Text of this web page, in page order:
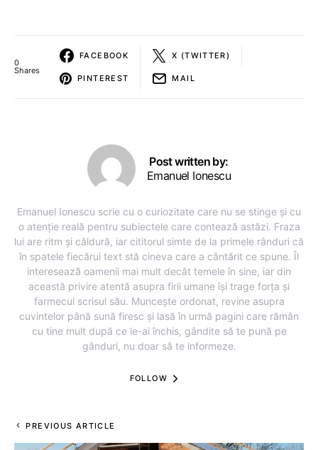
0
Shares
FACEBOOK X (TWITTER)
PINTEREST MAIL
Post written by:
Emanuel Ionescu
Emanuel Ionescu scrie cu o curiozitate care nu se stinge și cu
o atenție reală pentru subiectele care contează astăzi. Fraza
lui are ritm și căldură, iar cititorul simte de la primele rânduri că
în spatele fiecărui text stă cineva care a cântărit ce spune. Îl
interesează oamenii mai mult decât temele în sine, iar din
această privire atentă asupra firii umane își trage forța și
farmecul scrisul său. Muncește ordonat, revine asupra
cuvintelor până sună firesc și lasă în urmă pagini care rămân
cu tine mult după ce le-ai închis, gândite să te pună pe
gânduri, nu doar să te informeze.
FOLLOW
PREVIOUS ARTICLE